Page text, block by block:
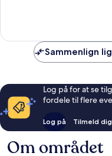
Sammenlign
Log på for at se
fordele til flere
Log på Tilmeld
Om området